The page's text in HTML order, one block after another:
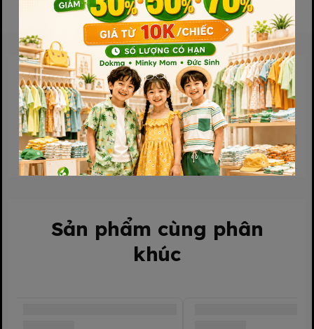
Có Thạch.
Thành phần: Sữa chua lên men tự nhiên (40 %) (nước, sữa bột,
chất béo sữa, men Streptococcus thermophilus và
Sản phẩm liên quan
Sản phẩm cùng phân
khúc